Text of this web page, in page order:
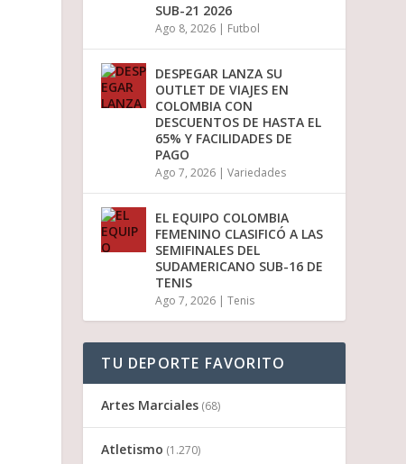
SUB-21 2026
Ago 8, 2026 | Futbol
DESPEGAR LANZA SU
OUTLET DE VIAJES EN
COLOMBIA CON
DESCUENTOS DE HASTA EL
65% Y FACILIDADES DE
PAGO
Ago 7, 2026 |Variedades
EL EQUIPO COLOMBIA
FEMENINO CLASIFICÓ A LAS
SEMIFINALES DEL
SUDAMERICANO SUB-16 DE
TENIS
Ago 7, 2026 |Tenis
TU DEPORTE FAVORITO
Artes Marciales (68)
Atletismo (1.270)